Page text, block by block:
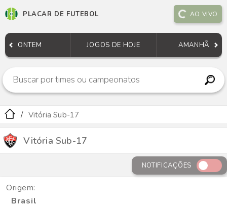
PLACAR DE FUTEBOL AO VIVO
ONTEM JOGOS DE HOJE AMANHÃ
Vitória Sub-17
Vitória Sub-17
NOTIFICAÇÕES
Origem:
Brasil